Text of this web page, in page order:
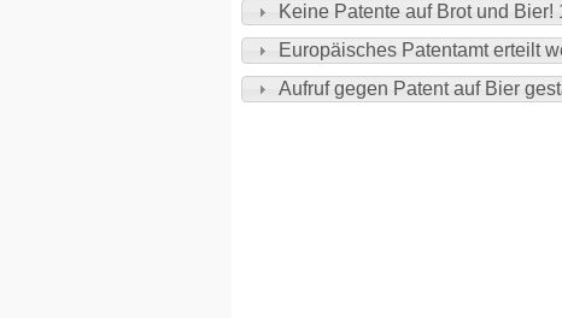
Keine Patente auf Brot und Bier!
Europäisches Patentamt erteilt
Aufruf gegen Patent auf Bier